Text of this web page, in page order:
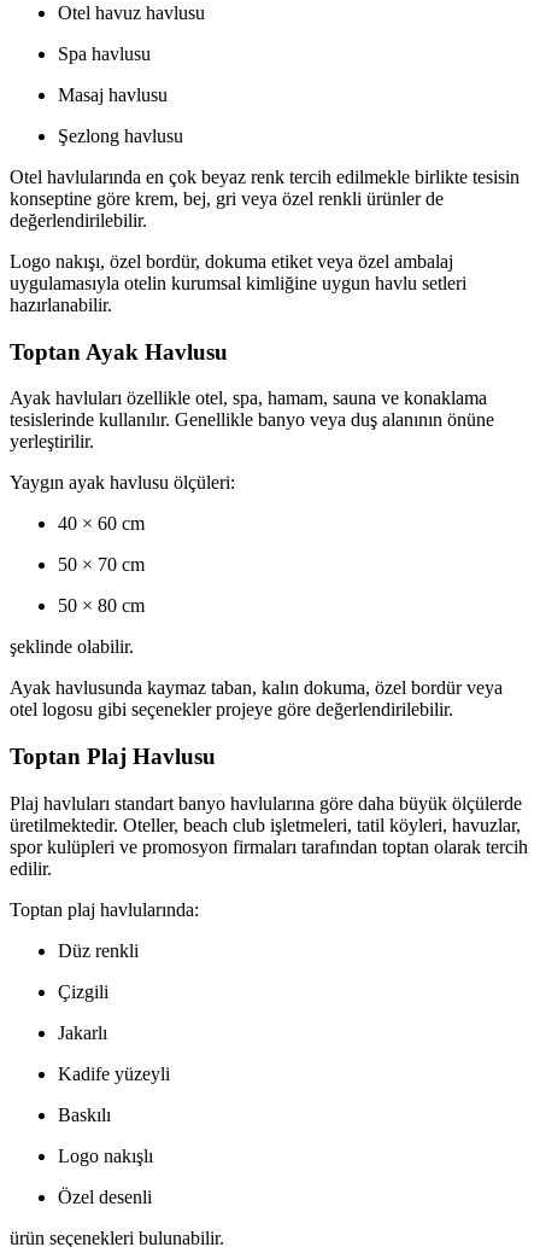
Otel havuz havlusu
Spa havlusu
Masaj havlusu
Şezlong havlusu
Otel havlularında en çok beyaz renk tercih edilmekle birlikte tesisin
konseptine göre krem, bej, gri veya özel renkli ürünler de
değerlendirilebilir.
Logo nakışı, özel bordür, dokuma etiket veya özel ambalaj
uygulamasıyla otelin kurumsal kimliğine uygun havlu setleri
hazırlanabilir.
Toptan Ayak Havlusu
Ayak havluları özellikle otel, spa, hamam, sauna ve konaklama
tesislerinde kullanılır. Genellikle banyo veya duş alanının önüne
yerleştirilir.
Yaygın ayak havlusu ölçüleri:
40 × 60 cm
50 × 70 cm
50 × 80 cm
şeklinde olabilir.
Ayak havlusunda kaymaz taban, kalın dokuma, özel bordür veya
otel logosu gibi seçenekler projeye göre değerlendirilebilir.
Toptan Plaj Havlusu
Plaj havluları standart banyo havlularına göre daha büyük ölçülerde
üretilmektedir. Oteller, beach club işletmeleri, tatil köyleri, havuzlar,
spor kulüpleri ve promosyon firmaları tarafından toptan olarak tercih
edilir.
Toptan plaj havlularında:
Düz renkli
Çizgili
Jakarlı
Kadife yüzeyli
Baskılı
Logo nakışlı
Özel desenli
ürün seçenekleri bulunabilir.